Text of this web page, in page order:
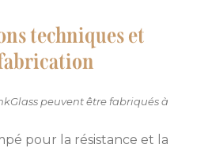
techniques et
peuvent être fabriqués à
pour la résistance et la